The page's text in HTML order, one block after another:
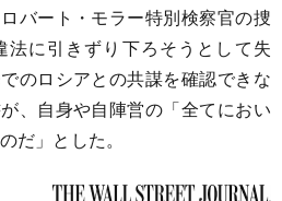
バート・モラー特別検察官の捜
に引きずり下ろそうとして失
のロシアとの共謀を確認できな
、自身や自陣営の「全てにおい
だ」とした。